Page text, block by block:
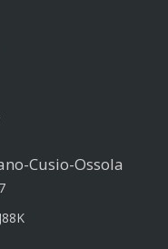
Cusio-Ossola